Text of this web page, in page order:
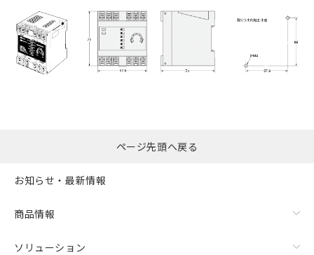
ページ先頭へ戻る
お知らせ・最新情報
商品情報
ソリューション